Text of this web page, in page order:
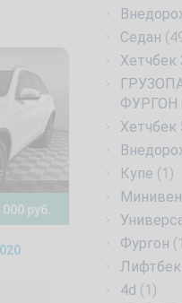
Седан
Хетчбек
ФУРГОН
Хетчбек
Купе (1)
Минивен
Фургон
Лифтбек
4d (1)
руб.